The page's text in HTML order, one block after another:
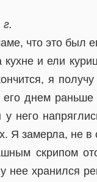
г.
что это был
и ели
я
его днем
него
Я замерла, не
скрипом
у нее хранился